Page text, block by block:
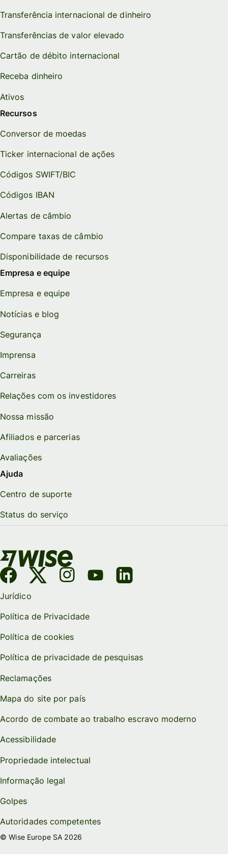
Transferência internacional de dinheiro
Transferências de valor elevado
Cartão de débito internacional
Receba dinheiro
Ativos
Recursos
Conversor de moedas
Ticker internacional de ações
Códigos SWIFT/BIC
Códigos IBAN
Alertas de câmbio
Compare taxas de câmbio
Disponibilidade de recursos
Empresa e equipe
Empresa e equipe
Notícias e blog
Segurança
Imprensa
Carreiras
Relações com os investidores
Nossa missão
Afiliados e parcerias
Avaliações
Ajuda
Centro de suporte
Status do serviço
Jurídico
Política de Privacidade
Política de cookies
Política de privacidade de pesquisas
Reclamações
Mapa do site por país
Acordo de combate ao trabalho escravo moderno
Acessibilidade
Propriedade intelectual
Informação legal
Golpes
Autoridades competentes
© Wise Europe SA 2026